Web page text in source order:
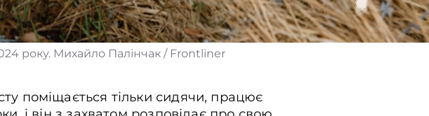
року. Михайло Палінчак / Frontliner
поміщається тільки сидячи, працює